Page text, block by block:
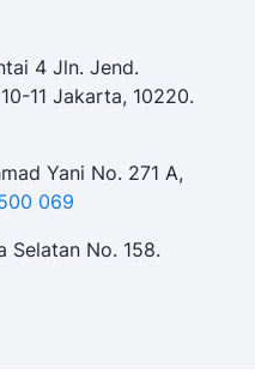
4 Jln. Jend.
11 Jakarta, 10220.
Yani No. 271 A,
069
Selatan No. 158.